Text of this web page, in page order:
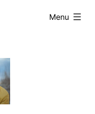
Menu
expanded